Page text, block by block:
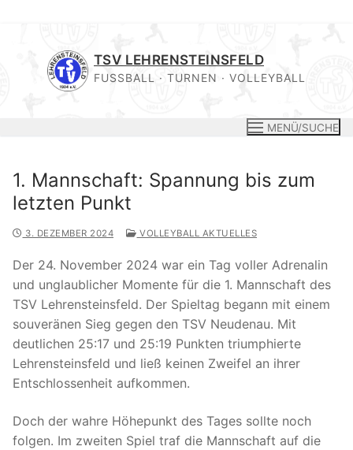
springen
TSV LEHRENSTEINSFELD
FUSSBALL · TURNEN · VOLLEYBALL
MENÜ/SUCHE
1. Mannschaft: Spannung bis zum
letzten Punkt
3. DEZEMBER 2024 VOLLEYBALL AKTUELLES
Der 24. November 2024 war ein Tag voller Adrenalin
und unglaublicher Momente für die 1. Mannschaft des
TSV Lehrensteinsfeld. Der Spieltag begann mit einem
souveränen Sieg gegen den TSV Neudenau. Mit
deutlichen 25:17 und 25:19 Punkten triumphierte
Lehrensteinsfeld und ließ keinen Zweifel an ihrer
Entschlossenheit aufkommen.
Doch der wahre Höhepunkt des Tages sollte noch
folgen. Im zweiten Spiel traf die Mannschaft auf die